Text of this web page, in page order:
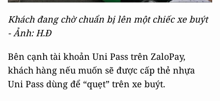
Khách đang chờ chuẩn bị lên một chiếc xe buýt
- Ảnh: H.Đ
Bên cạnh tài khoản Uni Pass trên ZaloPay,
khách hàng nếu muốn sẽ được cấp thẻ nhựa
Uni Pass dùng để “quẹt” trên xe buýt.